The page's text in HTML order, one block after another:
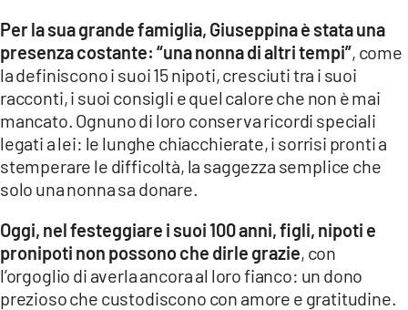
ILVIBONESE.IT
CATANZAROCHANNEL.IT
LACAPITALENEWS.IT
App
ANDROID
APPLE
Per la sua grande famiglia, Giuseppina è stata una
presenza costante: “una nonna di altri tempi”, come
la definiscono i suoi 15 nipoti, cresciuti tra i suoi
racconti, i suoi consigli e quel calore che non è mai
mancato. Ognuno di loro conserva ricordi speciali
legati a lei: le lunghe chiacchierate, i sorrisi pronti a
stemperare le difficoltà, la saggezza semplice che
solo una nonna sa donare.
Oggi, nel festeggiare i suoi 100 anni, figli, nipoti e
pronipoti non possono che dirle grazie, con
l’orgoglio di averla ancora al loro fianco: un dono
prezioso che custodiscono con amore e gratitudine.